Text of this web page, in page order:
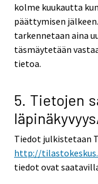
kolme kuukautta
päättymisen
tarkennetaan aina
täsmäytetään
tietoa.
5. Tietojen
Tiedot julkistetaan
http://
tiedot ovat